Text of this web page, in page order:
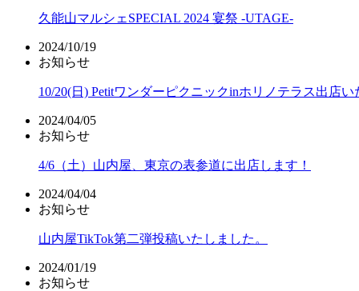
久能山マルシェSPECIAL 2024 宴祭 -UTAGE-
2024/10/19
お知らせ
10/20(日) Petitワンダーピクニックinホリノテラス出店い
2024/04/05
お知らせ
4/6（土）山内屋、東京の表参道に出店します！
2024/04/04
お知らせ
山内屋TikTok第二弾投稿いたしました。
2024/01/19
お知らせ